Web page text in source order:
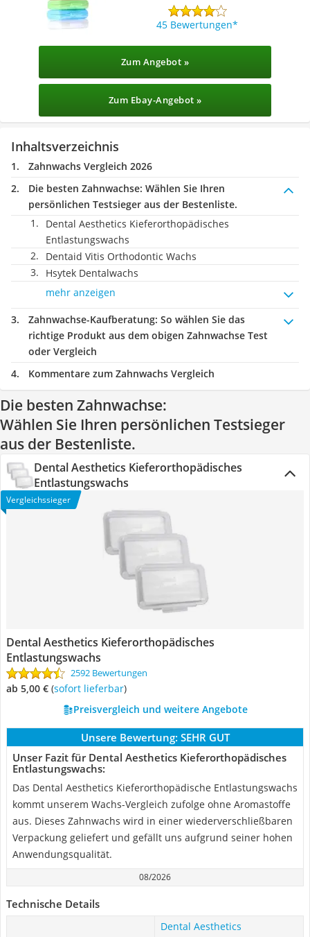
45 Bewertungen
Zum Angebot »
Zum Ebay-Angebot »
Inhaltsverzeichnis
Zahnwachs Vergleich 2026
Die besten Zahnwachse: Wählen Sie Ihren
persönlichen Testsieger aus der Bestenliste.
Dental Aesthetics Kieferorthopädisches
Entlastungswachs
Dentaid Vitis Orthodontic Wachs
Hsytek Dentalwachs
mehr anzeigen
Zahnwachse-Kaufberatung: So wählen Sie das
richtige Produkt aus dem obigen Zahnwachse Test
oder Vergleich
Kommentare zum Zahnwachs Vergleich
Die besten Zahnwachse:
Wählen Sie Ihren persönlichen Testsieger
aus der Bestenliste.
Dental Aesthetics Kieferorthopädisches
Entlastungswachs
Vergleichssieger
Dental Aesthetics Kieferorthopädisches
Entlastungswachs
2592 Bewertungen
ab 5,00 € ( Sofort lieferbar)
Preisvergleich und weitere Angebote
Unsere Bewertung: SEHR GUT
Unser Fazit für Dental Aesthetics Kieferorthopädisches
Entlastungswachs:
Das Dental Aesthetics Kieferorthopädische Entlastungswachs
kommt unserem Wachs-Vergleich zufolge ohne Aromastoffe
aus. Dieses Zahnwachs wird in einer wiederverschließbaren
Verpackung geliefert und gefällt uns aufgrund seiner hohen
Anwendungsqualität.
08/2026
Technische Details
Dental Aesthetics